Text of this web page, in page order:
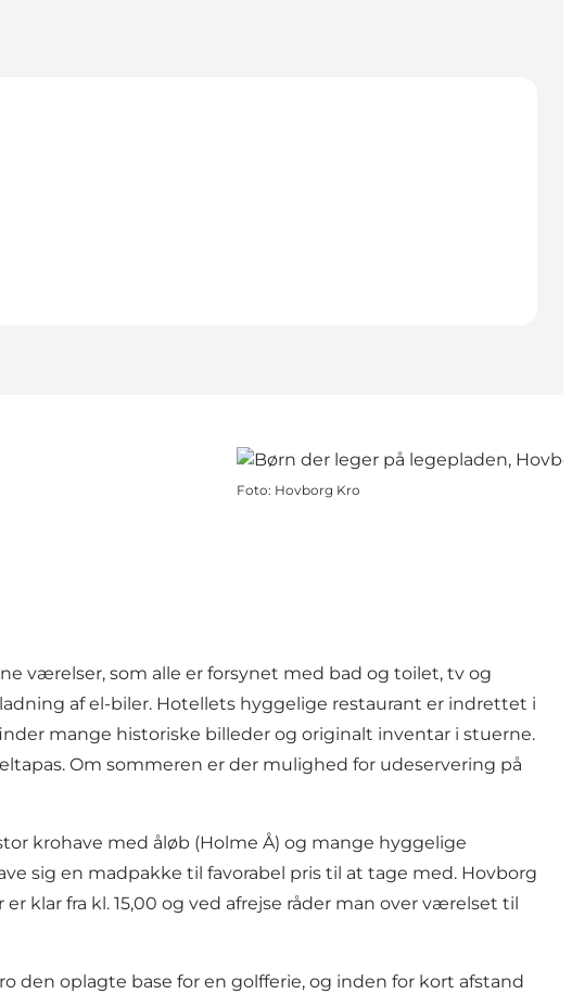
Foto: Hovborg Kro
værelser, som alle er forsynet med bad og toilet, tv og
af el-biler. Hotellets hyggelige restaurant er indrettet i
mange historiske billeder og originalt inventar i stuerne.
Om sommeren er der mulighed for udeservering på
krohave med åløb (Holme Å) og mange hyggelige
sig en madpakke til favorabel pris til at tage med. Hovborg
klar fra kl. 15,00 og ved afrejse råder man over værelset til
oplagte base for en golfferie, og inden for kort afstand